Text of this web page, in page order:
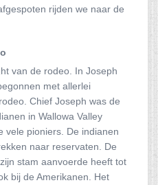
rijden we naar de
van de rodeo. In Joseph
met allerlei
Chief Joseph was de
in Wallowa Valley
vele pioniers. De indianen
naar reservaten. De
stam aanvoerde heeft tot
bij de Amerikanen. Het